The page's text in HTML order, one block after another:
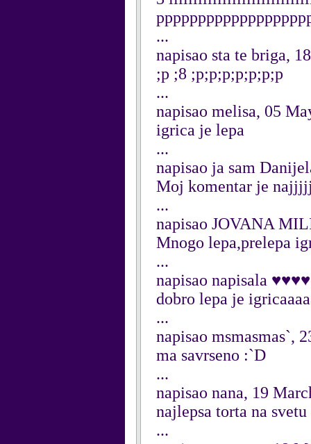
...
napisao sta te briga,
;p ;8 ;p;p;p;p;p;p;p
...
napisao melisa, 05
igrica je lepa
...
napisao ja sam
Moj komentar je
...
napisao JOVANA
Mnogo lepa,prelepa
...
napisao napisala
dobro lepa je
...
napisao msmasmas`,
ma savrseno :`D
...
napisao nana, 19
najlepsa torta na
...